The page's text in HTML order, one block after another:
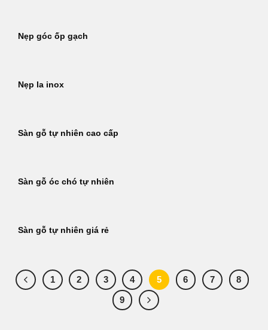
Nẹp góc ốp gạch
Nẹp la inox
Sàn gỗ tự nhiên cao cấp
Sàn gỗ óc chó tự nhiên
Sàn gỗ tự nhiên giá rẻ
1 2 3 4 5 6 7
8
9